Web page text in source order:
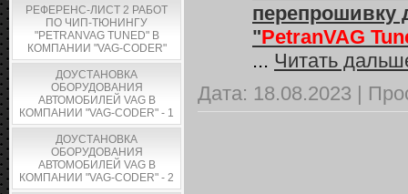
РЕФЕРЕНС-ЛИСТ 2 РАБОТ
ПО ЧИП-ТЮНИНГУ
"PETRANVAG TUNED" В
КОМПАНИИ "VAG-CODER"
ДОУСТАНОВКА
ОБОРУДОВАНИЯ
АВТОМОБИЛЕЙ VAG В
КОМПАНИИ "VAG-CODER" - 1
ДОУСТАНОВКА
ОБОРУДОВАНИЯ
АВТОМОБИЛЕЙ VAG В
КОМПАНИИ "VAG-CODER" - 2
перепрошивку
"PetranVAG
... Читать
Дата: 18.08.2023 |